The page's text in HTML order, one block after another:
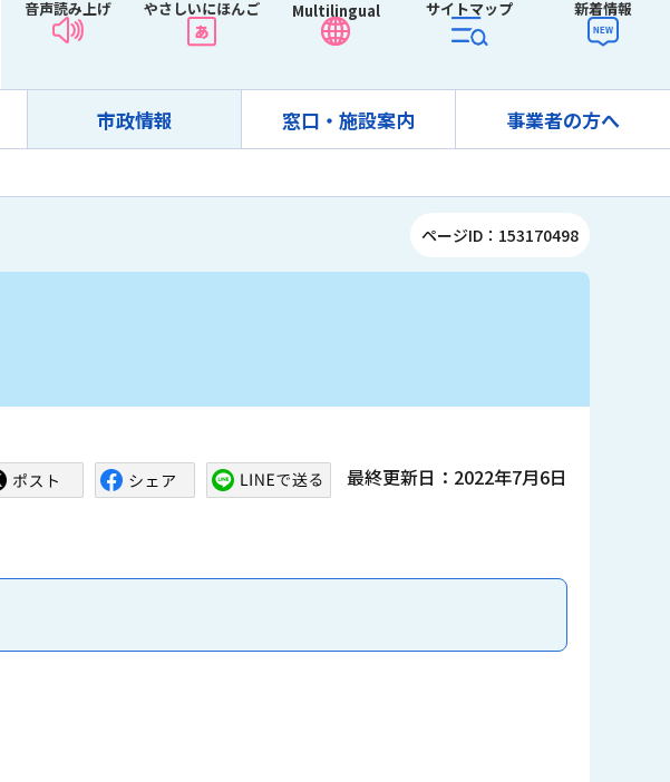
音声読み上げ やさしいにほんご Multilingual サイトマップ 新着情報
市政情報 窓口・施設案内 事業者の方へ
ページID：153170498
最終更新日：2022年7月6日